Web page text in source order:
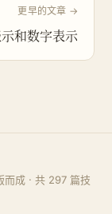
更早的文章 →
和数字表示
成 · 共 297篇技